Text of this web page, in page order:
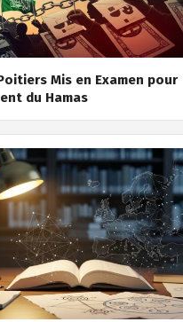
Mis en Examen pour
du Hamas